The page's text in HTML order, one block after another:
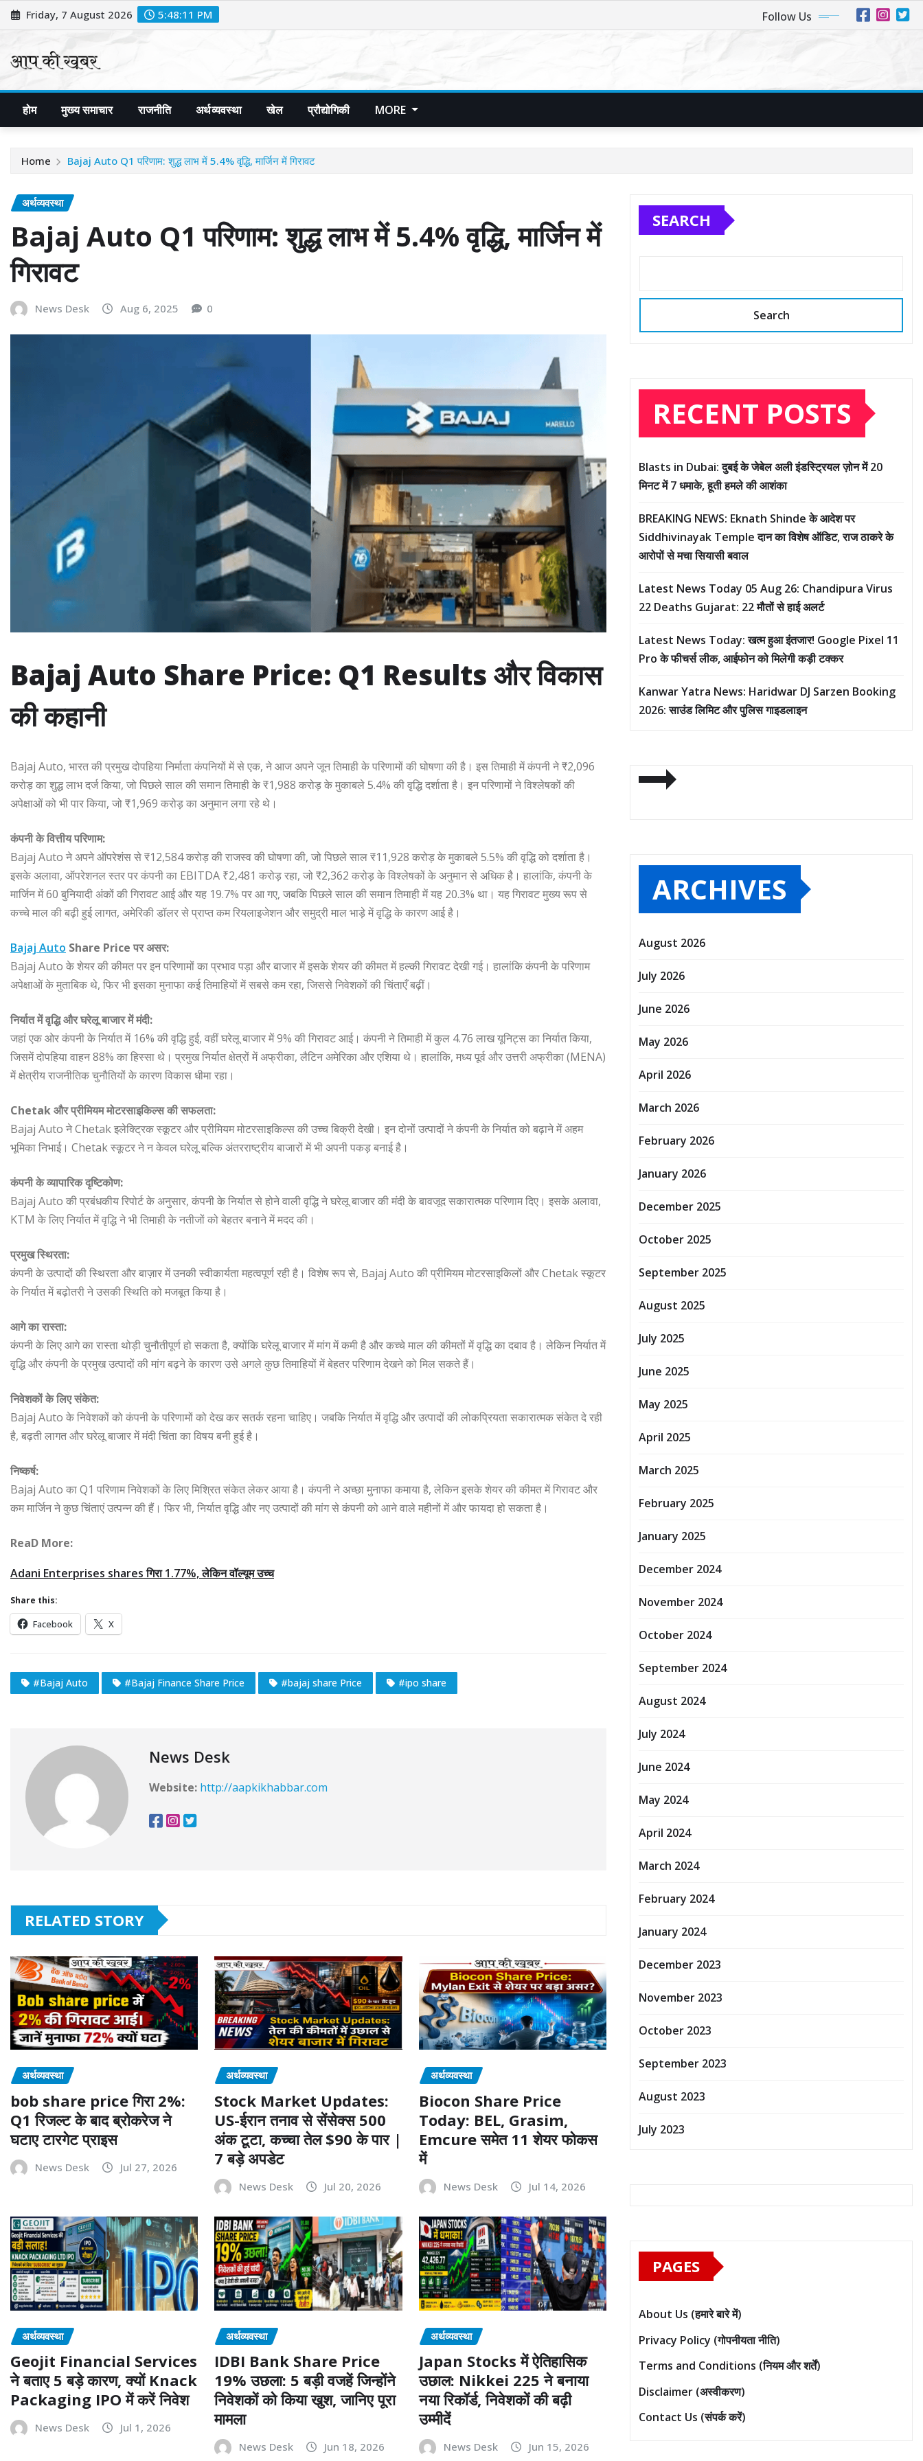
Skip
to
Friday, 7 August 2026 5:48:12 PM Follow Us
होम मुख्य समाचार राजनीति अर्थव्यवस्था खेल प्रौद्योगिकी MORE
Home Bajaj Auto Q1 परिणाम: शुद्ध लाभ में 5.4% वृद्धि, मार्जिन में गिरावट
अर्थव्यवस्था
Bajaj Auto Q1 परिणाम: शुद्ध लाभ में 5.4% वृद्धि, मार्जिन में
गिरावट
News Desk Aug 6, 2025 0
Bajaj Auto Share Price: Q1 Results और विकास
की कहानी
Bajaj Auto, भारत की प्रमुख दोपहिया निर्माता कंपनियों में से एक, ने आज अपने जून तिमाही के परिणामों की घोषणा की है। इस तिमाही में कंपनी ने ₹2,096
करोड़ का शुद्ध लाभ दर्ज किया, जो पिछले साल की समान तिमाही के ₹1,988 करोड़ के मुकाबले 5.4% की वृद्धि दर्शाता है। इन परिणामों ने विश्लेषकों की
अपेक्षाओं को भी पार किया, जो ₹1,969 करोड़ का अनुमान लगा रहे थे।
कंपनी के वित्तीय परिणाम:
Bajaj Auto ने अपने ऑपरेशंस से ₹12,584 करोड़ की राजस्व की घोषणा की, जो पिछले साल ₹11,928 करोड़ के मुकाबले 5.5% की वृद्धि को दर्शाता है।
इसके अलावा, ऑपरेशनल स्तर पर कंपनी का EBITDA ₹2,481 करोड़ रहा, जो ₹2,362 करोड़ के विश्लेषकों के अनुमान से अधिक है। हालांकि, कंपनी के
मार्जिन में 60 बुनियादी अंकों की गिरावट आई और यह 19.7% पर आ गए, जबकि पिछले साल की समान तिमाही में यह 20.3% था। यह गिरावट मुख्य रूप से
कच्चे माल की बढ़ी हुई लागत, अमेरिकी डॉलर से प्राप्त कम रियलाइजेशन और समुद्री माल भाड़े में वृद्धि के कारण आई है।
Bajaj Auto Share Price पर असर:
Bajaj Auto के शेयर की कीमत पर इन परिणामों का प्रभाव पड़ा और बाजार में इसके शेयर की कीमत में हल्की गिरावट देखी गई। हालांकि कंपनी के परिणाम
अपेक्षाओं के मुताबिक थे, फिर भी इसका मुनाफा कई तिमाहियों में सबसे कम रहा, जिससे निवेशकों की चिंताएँ बढ़ीं।
निर्यात में वृद्धि और घरेलू बाजार में मंदी:
जहां एक ओर कंपनी के निर्यात में 16% की वृद्धि हुई, वहीं घरेलू बाजार में 9% की गिरावट आई। कंपनी ने तिमाही में कुल 4.76 लाख यूनिट्स का निर्यात किया,
जिसमें दोपहिया वाहन 88% का हिस्सा थे। प्रमुख निर्यात क्षेत्रों में अफ्रीका, लैटिन अमेरिका और एशिया थे। हालांकि, मध्य पूर्व और उत्तरी अफ्रीका (MENA)
में क्षेत्रीय राजनीतिक चुनौतियों के कारण विकास धीमा रहा।
Chetak और प्रीमियम मोटरसाइकिल्स की सफलता:
Bajaj Auto ने Chetak इलेक्ट्रिक स्कूटर और प्रीमियम मोटरसाइकिल्स की उच्च बिक्री देखी। इन दोनों उत्पादों ने कंपनी के निर्यात को बढ़ाने में अहम
भूमिका निभाई। Chetak स्कूटर ने न केवल घरेलू बल्कि अंतरराष्ट्रीय बाजारों में भी अपनी पकड़ बनाई है।
कंपनी के व्यापारिक दृष्टिकोण:
Bajaj Auto की प्रबंधकीय रिपोर्ट के अनुसार, कंपनी के निर्यात से होने वाली वृद्धि ने घरेलू बाजार की मंदी के बावजूद सकारात्मक परिणाम दिए। इसके अलावा,
KTM के लिए निर्यात में वृद्धि ने भी तिमाही के नतीजों को बेहतर बनाने में मदद की।
प्रमुख स्थिरता:
कंपनी के उत्पादों की स्थिरता और बाज़ार में उनकी स्वीकार्यता महत्वपूर्ण रही है। विशेष रूप से, Bajaj Auto की प्रीमियम मोटरसाइकिलों और Chetak स्कूटर
के निर्यात में बढ़ोतरी ने उसकी स्थिति को मजबूत किया है।
आगे का रास्ता:
कंपनी के लिए आगे का रास्ता थोड़ी चुनौतीपूर्ण हो सकता है, क्योंकि घरेलू बाजार में मांग में कमी है और कच्चे माल की कीमतों में वृद्धि का दबाव है। लेकिन निर्यात में
वृद्धि और कंपनी के प्रमुख उत्पादों की मांग बढ़ने के कारण उसे अगले कुछ तिमाहियों में बेहतर परिणाम देखने को मिल सकते हैं।
निवेशकों के लिए संकेत:
Bajaj Auto के निवेशकों को कंपनी के परिणामों को देख कर सतर्क रहना चाहिए। जबकि निर्यात में वृद्धि और उत्पादों की लोकप्रियता सकारात्मक संकेत दे रही
है, बढ़ती लागत और घरेलू बाजार में मंदी चिंता का विषय बनी हुई है।
निष्कर्ष:
Bajaj Auto का Q1 परिणाम निवेशकों के लिए मिश्रित संकेत लेकर आया है। कंपनी ने अच्छा मुनाफा कमाया है, लेकिन इसके शेयर की कीमत में गिरावट और
कम मार्जिन ने कुछ चिंताएं उत्पन्न की हैं। फिर भी, निर्यात वृद्धि और नए उत्पादों की मांग से कंपनी को आने वाले महीनों में और फायदा हो सकता है।
ReaD More:
Adani Enterprises shares गिरा 1.77%, लेकिन वॉल्यूम उच्च
Share this:
Facebook X
#Bajaj Auto #Bajaj Finance Share Price #bajaj share Price #ipo share
News Desk
Website: http://aapkikhabbar.com
RELATED STORY
अर्थव्यवस्था
bob share price गिरा 2%:
Q1 रिजल्ट के बाद ब्रोकरेज ने
घटाए टारगेट प्राइस
News Desk Jul 27, 2026
अर्थव्यवस्था
Stock Market Updates:
US-ईरान तनाव से सेंसेक्स 500
अंक टूटा, कच्चा तेल $90 के पार |
7 बड़े अपडेट
News Desk Jul 20, 2026
अर्थव्यवस्था
Biocon Share Price
Today: BEL, Grasim,
Emcure समेत 11 शेयर फोकस
में
News Desk Jul 14, 2026
अर्थव्यवस्था
Geojit Financial Services
ने बताए 5 बड़े कारण, क्यों Knack
Packaging IPO में करें निवेश
News Desk Jul 1, 2026
अर्थव्यवस्था
IDBI Bank Share Price
19% उछला: 5 बड़ी वजहें जिन्होंने
निवेशकों को किया खुश, जानिए पूरा
मामला
News Desk Jun 18, 2026
अर्थव्यवस्था
Japan Stocks में ऐतिहासिक
उछाल: Nikkei 225 ने बनाया
नया रिकॉर्ड, निवेशकों की बढ़ी
उम्मीदें
News Desk Jun 15, 2026
SEARCH
Search
RECENT POSTS
Blasts in Dubai: दुबई के जेबेल अली इंडस्ट्रियल ज़ोन में 20
मिनट में 7 धमाके, हूती हमले की आशंका
BREAKING NEWS: Eknath Shinde के आदेश पर
Siddhivinayak Temple दान का विशेष ऑडिट, राज ठाकरे के
आरोपों से मचा सियासी बवाल
Latest News Today 05 Aug 26: Chandipura Virus
22 Deaths Gujarat: 22 मौतों से हाई अलर्ट
Latest News Today: खत्म हुआ इंतजार! Google Pixel 11
Pro के फीचर्स लीक, आईफोन को मिलेगी कड़ी टक्कर
Kanwar Yatra News: Haridwar DJ Sarzen Booking
2026: साउंड लिमिट और पुलिस गाइडलाइन
ARCHIVES
August 2026
July 2026
June 2026
May 2026
April 2026
March 2026
February 2026
January 2026
December 2025
October 2025
September 2025
August 2025
July 2025
June 2025
May 2025
April 2025
March 2025
February 2025
January 2025
December 2024
November 2024
October 2024
September 2024
August 2024
July 2024
June 2024
May 2024
April 2024
March 2024
February 2024
January 2024
December 2023
November 2023
October 2023
September 2023
August 2023
July 2023
PAGES
About Us (हमारे बारे में)
Privacy Policy (गोपनीयता नीति)
Terms and Conditions (नियम और शर्तें)
Disclaimer (अस्वीकरण)
Contact Us (संपर्क करें)